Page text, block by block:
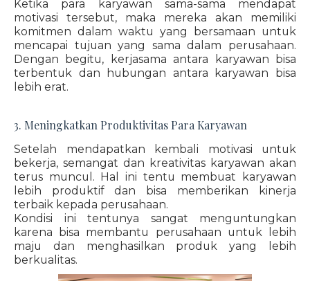
Ketika para karyawan sama-sama mendapat
motivasi tersebut, maka mereka akan memiliki
komitmen dalam waktu yang bersamaan untuk
mencapai tujuan yang sama dalam perusahaan.
Dengan begitu, kerjasama antara karyawan bisa
terbentuk dan hubungan antara karyawan bisa
lebih erat.
3. Meningkatkan Produktivitas Para Karyawan
Setelah mendapatkan kembali motivasi untuk
bekerja, semangat dan kreativitas karyawan akan
terus muncul. Hal ini tentu membuat karyawan
lebih produktif dan bisa memberikan kinerja
terbaik kepada perusahaan.
Kondisi ini tentunya sangat menguntungkan
karena bisa membantu perusahaan untuk lebih
maju dan menghasilkan produk yang lebih
berkualitas.